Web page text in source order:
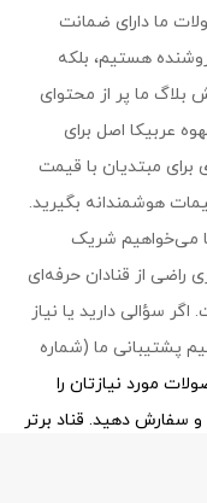
ما دارای ضمانت
هستیم، بلکه
بلاگ ما پر از محتوای
عربیکا اصل برای
برای مبتدیان با قیمت
هوشمندانه بگیرید.
می‌خواهیم شریک
از قنادان حرفه‌ای
سؤالی دارید یا نیاز
پشتیبانی ما (شماره
مورد نیازتان را
سفارش دهید. قناد برتر